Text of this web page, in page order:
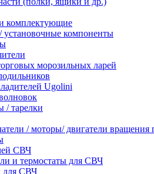
комплектующие
установочные компоненты
морозильных ларей
Ugolini
/ тарелки
/ моторы/ двигатели вращения
СВЧ
и термостаты для СВЧ
для СВЧ